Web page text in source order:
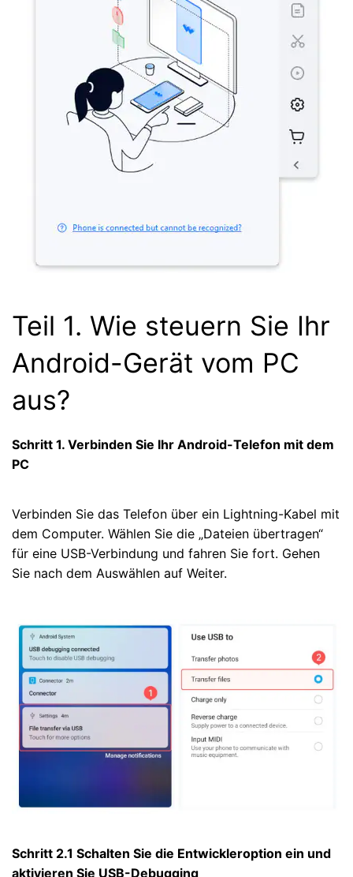
Teil 1. Wie steuern Sie Ihr
Android-Gerät vom PC
aus?
Schritt 1. Verbinden Sie Ihr Android-Telefon mit dem
PC
Verbinden Sie das Telefon über ein Lightning-Kabel mit
dem Computer. Wählen Sie die „Dateien übertragen“
für eine USB-Verbindung und fahren Sie fort. Gehen
Sie nach dem Auswählen auf Weiter.
Schritt 2.1 Schalten Sie die Entwickleroption ein und
aktivieren Sie USB-Debugging